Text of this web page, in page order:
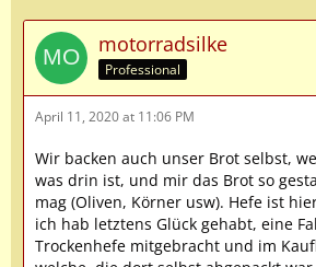
motorradsilke
Professional
April 11, 2020 at 11:06 PM
Wir backen auch unser Brot selbst,
was drin ist, und mir das Brot so
mag (Oliven, Körner usw). Hefe ist
ich hab letztens Glück gehabt, eine
Trockenhefe mitgebracht und im